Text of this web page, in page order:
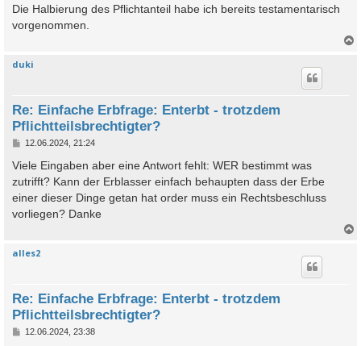
a
g
Die Halbierung des Pflichtanteil habe ich bereits testamentarisch
vorgenommen.
duki
Re: Einfache Erbfrage: Enterbt - trotzdem
Pflichtteilsbrechtigter?
B
i
r
a
g
12.06.2024, 21:24
Viele Eingaben aber eine Antwort fehlt: WER bestimmt was
zutrifft? Kann der Erblasser einfach behaupten dass der Erbe
einer dieser Dinge getan hat order muss ein Rechtsbeschluss
vorliegen? Danke
alles2
Re: Einfache Erbfrage: Enterbt - trotzdem
Pflichtteilsbrechtigter?
B12.06.2024, 23:38